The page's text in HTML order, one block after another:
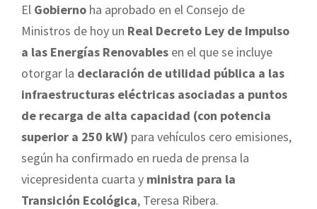
El Gobierno ha aprobado en el Consejo de
Ministros de hoy un Real Decreto Ley de Impulso
a las Energías Renovables en el que se incluye
otorgar la declaración de utilidad pública a las
infraestructuras eléctricas asociadas a puntos
de recarga de alta capacidad (con potencia
superior a 250 kW) para vehículos cero emisiones,
según ha confirmado en rueda de prensa la
vicepresidenta cuarta y ministra para la
Transición Ecológica, Teresa Ribera.